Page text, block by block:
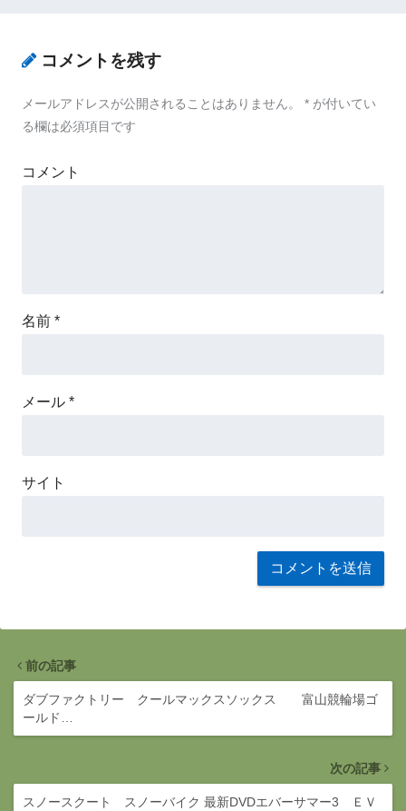
コメントを残す
メールアドレスが公開されることはありません。 * が付いてい
る欄は必須項目です
コメント
名前 *
メール *
サイト
前の記事
ダブファクトリー クールマックスソックス 富山競輪場ゴ
ールド…
次の記事
スノースクート スノーバイク 最新DVDエバーサマー3 ＥＶ